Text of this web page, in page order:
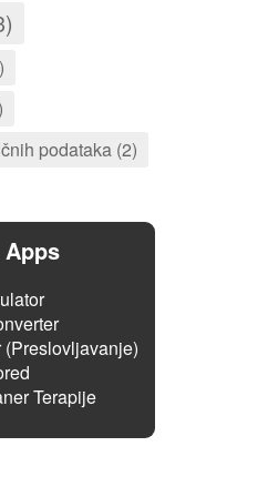
podataka (2)
(Preslovljavanje)
Terapije